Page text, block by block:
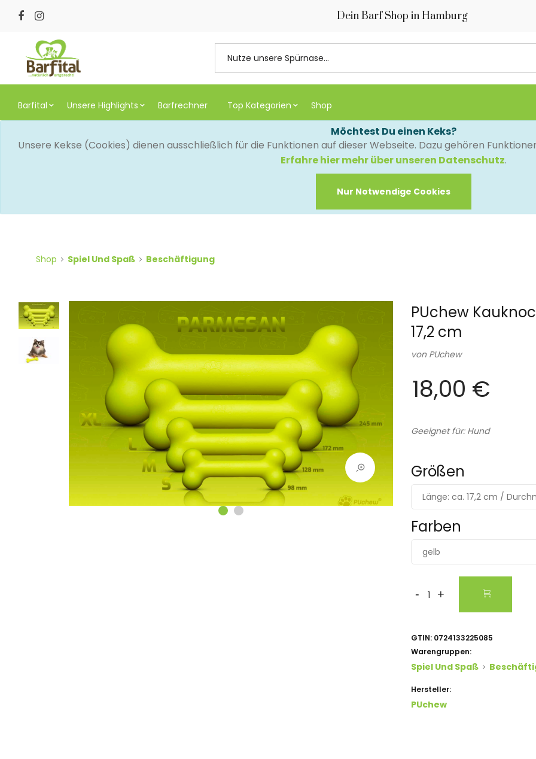
Dein Barf Shop in Hamburg
Barfital Unsere Highlights Barfrechner Top Kategorien Shop
Möchtest Du einen Keks?
Unsere Kekse (Cookies) dienen ausschließlich für die Funktionen auf dieser Webseite. Dazu gehören
Erfahre hier mehr über unseren Datenschutz.
Nur Notwendige Cookies
Shop Spiel Und Spaß Beschäftigung
PUchew
17,2 cm
von PUchew
18,00 €
Geeignet für: Hund
Größen
Länge: ca. 17,2 cm /
Farben
gelb
- +
GTIN: 0724133225085
Warengruppen:
Spiel Und Spaß
Hersteller:
PUchew